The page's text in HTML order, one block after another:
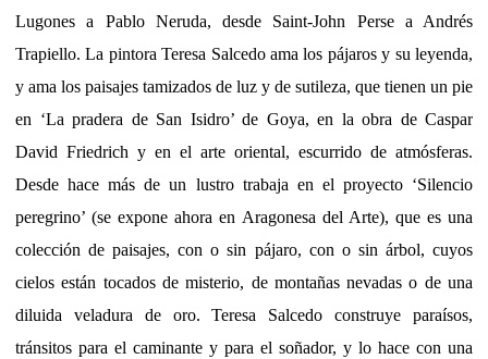
Lugones a Pablo Neruda, desde Saint-John Perse a Andrés
Trapiello. La pintora Teresa Salcedo ama los pájaros y su leyenda,
y ama los paisajes tamizados de luz y de sutileza, que tienen un pie
en ‘La pradera de San Isidro’ de Goya, en la obra de Caspar
David Friedrich y en el arte oriental, escurrido de atmósferas.
Desde hace más de un lustro trabaja en el proyecto ‘Silencio
peregrino’ (se expone ahora en Aragonesa del Arte), que es una
colección de paisajes, con o sin pájaro, con o sin árbol, cuyos
cielos están tocados de misterio, de montañas nevadas o de una
diluida veladura de oro. Teresa Salcedo construye paraísos,
tránsitos para el caminante y para el soñador, y lo hace con una